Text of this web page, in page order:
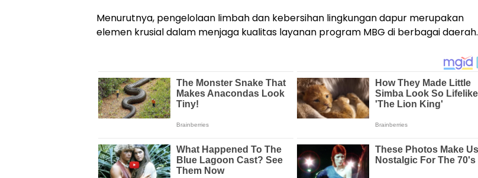
Menurutnya, pengelolaan limbah dan kebersihan lingkungan dapur merupakan
elemen krusial dalam menjaga kualitas layanan program MBG di berbagai daerah.